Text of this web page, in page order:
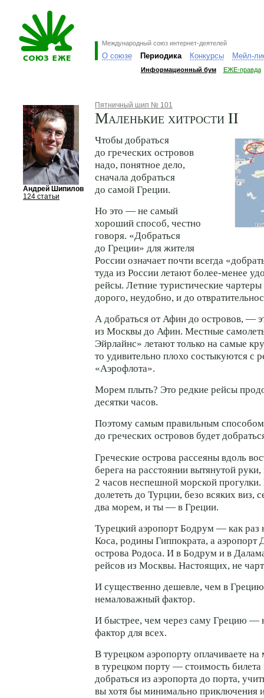
Международный союз интернет-деятелей
О союзе Периодика Конкурсы Мейл-
Информационный бум ЕЖЕ-правда
Андрей Шипилов
124 статьи
Пятничный шип № 101
Маленькие хитрости II
Чтобы добраться
до греческих островов
надо, понятное дело,
сначала добраться
до самой Греции.
Но это — не самый
хороший способ, честно
говоря. «Добраться
до Греции» для жителя
России означает почти всегда
туда из России летают более-менее
рейсы. Летние туристические
дорого, неудобно, и до
А добраться от Афин до островов, —
из Москвы до Афин. Местные
Эйрлайнс» летают только на самые
то удивительно плохо состыкуются с
«Аэрофлота».
Морем плыть? Это редкие рейсы
десятки часов.
Поэтому самым правильным способом
до греческих островов будет
Греческие острова рассеяны вдоль
берега на расстоянии вытянутой
2 часов неспешной морской
долететь до Турции, безо всяких виз,
два морем, и ты — в Греции.
Турецкий аэропорт Бодрум — как раз
Коса, родины Гиппократа, а
острова Родоса. И в Бодрум и в
рейсов из Москвы. Настоящих, не
И существенно дешевле, чем в
немаловажный фактор.
И быстрее, чем через саму Грецию —
фактор для всех.
В турецком аэропорту оплачиваете на
в турецком порту — стоимость билета
добраться из аэропорта до порта,
вы хотя бы минимально приключения